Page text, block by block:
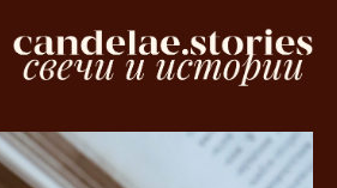
Ароматическое саше в